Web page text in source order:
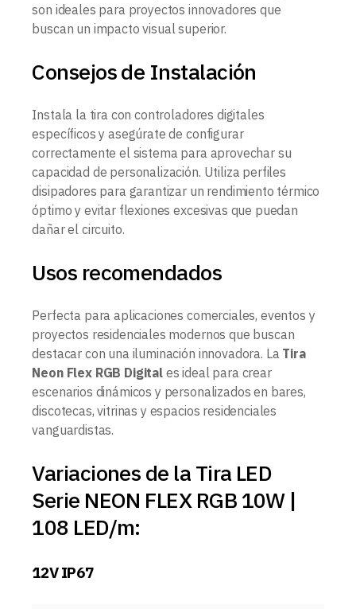
son ideales para proyectos innovadores que
buscan un impacto visual superior.
Consejos de Instalación
Instala la tira con controladores digitales
específicos y asegúrate de configurar
correctamente el sistema para aprovechar su
capacidad de personalización. Utiliza perfiles
disipadores para garantizar un rendimiento térmico
óptimo y evitar flexiones excesivas que puedan
dañar el circuito.
Usos recomendados
Perfecta para aplicaciones comerciales, eventos y
proyectos residenciales modernos que buscan
destacar con una iluminación innovadora. La Tira
Neon Flex RGB Digitales ideal para crear
escenarios dinámicos y personalizados en bares,
discotecas, vitrinas y espacios residenciales
vanguardistas.
Variaciones de la Tira LED
Serie NEON FLEX RGB 10W |
108 LED/m:
12V IP67